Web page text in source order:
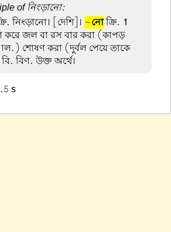
of নিংড়ানো:
নিংড়ানো। [দেশি]। ~নোক্রি. 1
করে জল বা রস বার করা (কাপড়
শোষণ করা (দুর্বল পেয়ে তাকে
বিণ. উক্ত অর্থে।
s